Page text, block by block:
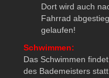
Dort wird auch
Fahrrad
gelaufen!
Schwimmen:
Das Schwimmen
des Bademeisters statt.